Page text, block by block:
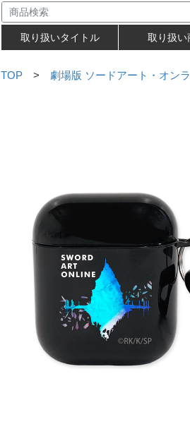
取り扱いタイトル 取り扱い
TOP > 劇場版 ソードアート・オン